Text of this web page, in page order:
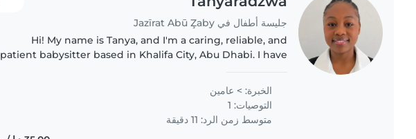
جليسة أطفال في Jazīrat Abū Z̧aby
Hi! My name is Tanya, and I'm a caring, reliable, and
patient babysitter based in Khalifa City, Abu Dhabi. I have
love for..
الخبرة: > عامين
التوصيات: 1
متوسط زمن الرد: 11 دقيقة